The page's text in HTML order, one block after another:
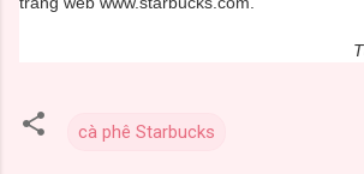
cà phê Starbucks